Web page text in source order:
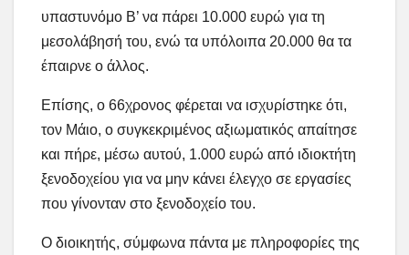
υπαστυνόμο Β’ να πάρει 10.000 ευρώ για τη
μεσολάβησή του, ενώ τα υπόλοιπα 20.000 θα τα
έπαιρνε ο άλλος.
Επίσης, ο 66χρονος φέρεται να ισχυρίστηκε ότι,
τον Μάιο, ο συγκεκριμένος αξιωματικός απαίτησε
και πήρε, μέσω αυτού, 1.000 ευρώ από ιδιοκτήτη
ξενοδοχείου για να μην κάνει έλεγχο σε εργασίες
που γίνονταν στο ξενοδοχείο του.
Ο διοικητής, σύμφωνα πάντα με πληροφορίες της